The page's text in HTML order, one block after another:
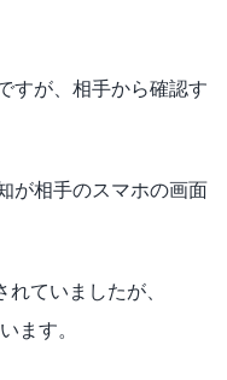
すが、相手から確認す
が相手のスマホの画面
ていましたが、
ます。